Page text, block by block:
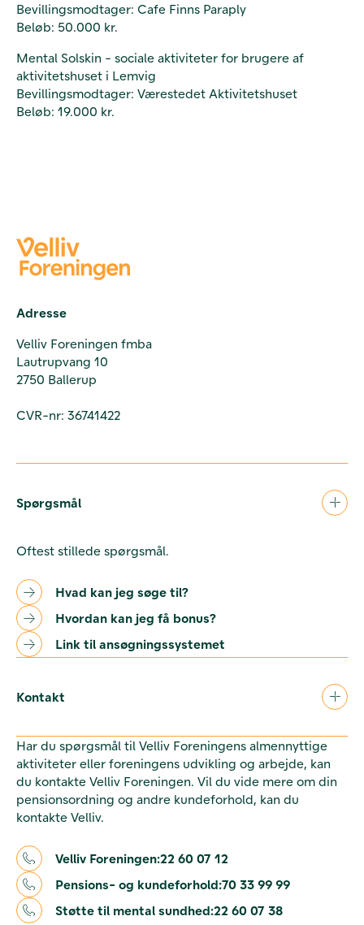
Bevillingsmodtager: Cafe Finns Paraply
Beløb: 50.000 kr.
Mental Solskin - sociale aktiviteter for brugere af
aktivitetshuset i Lemvig
Bevillingsmodtager: Værestedet Aktivitetshuset
Beløb: 19.000 kr.
Adresse
Velliv Foreningen fmba
Lautrupvang 10
2750 Ballerup
CVR-nr: 36741422
Spørgsmål
Oftest stillede spørgsmål.
Hvad kan jeg søge til?
Hvordan kan jeg få bonus?
Link til ansøgningssystemet
Kontakt
Har du spørgsmål til Velliv Foreningens almennyttige
aktiviteter eller foreningens udvikling og arbejde, kan
du kontakte Velliv Foreningen. Vil du vide mere om din
pensionsordning og andre kundeforhold, kan du
kontakte Velliv.
Velliv Foreningen:22 60 07 12
Pensions- og kundeforhold:70 33 99 99
Støtte til mental sundhed:22 60 07 38